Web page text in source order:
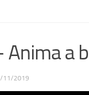
Anima a
11/2019